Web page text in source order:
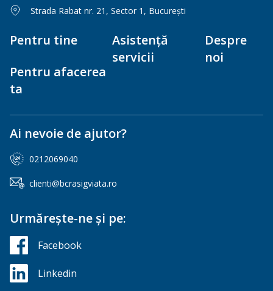
Strada Rabat nr. 21, Sector 1, București
Pentru tine
Pentru afacerea
ta
Asistență
servicii
Despre
noi
Ai nevoie de ajutor?
0212069040
clienti@bcrasigviata.ro
Urmărește-ne și pe:
Facebook
Linkedin